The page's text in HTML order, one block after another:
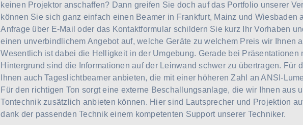
keinen Projektor anschaffen? Dann greifen Sie doch auf das Portfolio unserer
können Sie sich ganz einfach einen Beamer in Frankfurt, Mainz und Wiesbaden
Anfrage über E-Mail oder das Kontaktformular schildern Sie kurz Ihr Vorhaben
einen unverbindlichem Angebot auf, welche Geräte zu welchem Preis wir Ihnen
Wesentlich ist dabei die Helligkeit in der Umgebung. Gerade bei Präsentationen
Hintergrund sind die Informationen auf der Leinwand schwer zu übertragen. Für
Ihnen auch Tageslichtbeamer anbieten, die mit einer höheren Zahl an ANSI-
Für den richtigen Ton sorgt eine externe Beschallungsanlage, die wir Ihnen aus
Tontechnik zusätzlich anbieten können. Hier sind Lautsprecher und Projektion
dank der passenden Technik einem kompetenten Support unserer Techniker.